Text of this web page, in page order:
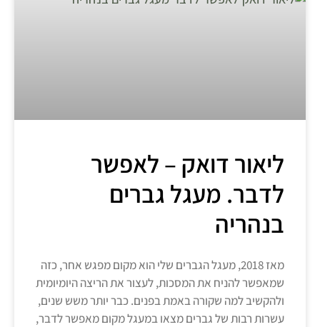
ליאור דואק – לאפשר
לדבר. מעגל גברים
בנהריה
מאז 2018, מעגל הגברים שלי הוא מקום מפגש אחר, כזה
שמאפשר להניח את המסכות, לעצור את הריצה היומיומית
ולהקשיב למה שקורה באמת בפנים. כבר יותר משש שנים,
עשרות רבות של גברים מצאו במעגל מקום מאפשר לדבר,